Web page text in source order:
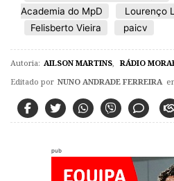
Academia do MpD
Lourenço
Felisberto Vieira
paicv
Autoria: AILSON MARTINS RÁDIO
Editado por NUNO ANDRADE FERREIRA
pub